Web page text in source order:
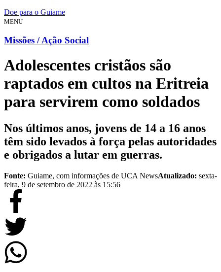
Doe para o Guiame
MENU
Missões / Ação Social
Adolescentes cristãos são
raptados em cultos na Eritreia
para servirem como soldados
Nos últimos anos, jovens de 14 a 16 anos
têm sido levados à força pelas autoridades
e obrigados a lutar em guerras.
Fonte: Guiame, com informações de UCA NewsAtualizado: sexta-
feira, 9 de setembro de 2022 às 15:56